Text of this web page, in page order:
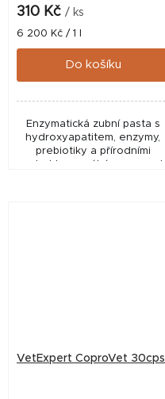
310 Kč / ks
Měrná
cena:
6 200 Kč / 1 l
Do košíku
Enzymatická zubní pasta s
hydroxyapatitem, enzymy,
prebiotiky a přírodními
extrakty pomáhá omezovat
VetExpert CoproVet 30cps